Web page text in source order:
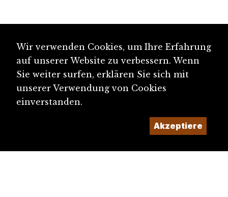
Wir verwenden Cookies, um Ihre Erfahrung
auf unserer Website zu verbessern. Wenn
Sie weiter surfen, erklären Sie sich mit
unserer Verwendung von Cookies
einverstanden.
Akzeptiere